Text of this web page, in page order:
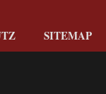
SITEMAP